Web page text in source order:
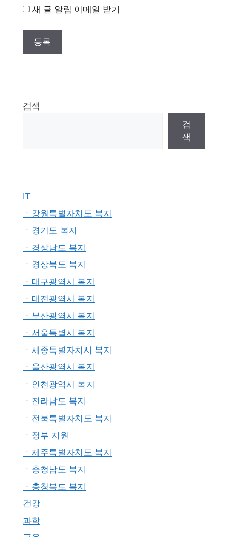
새 글 알림 이메일 받기
검색
검
색
IT
ㆍ강원특별자치도 복지
ㆍ경기도 복지
ㆍ경상남도 복지
ㆍ경상북도 복지
ㆍ대구광역시 복지
ㆍ대전광역시 복지
ㆍ부산광역시 복지
ㆍ서울특별시 복지
ㆍ세종특별자치시 복지
ㆍ울산광역시 복지
ㆍ인천광역시 복지
ㆍ전라남도 복지
ㆍ전북특별자치도 복지
ㆍ정부 지원
ㆍ제주특별자치도 복지
ㆍ충청남도 복지
ㆍ충청북도 복지
건강
과학